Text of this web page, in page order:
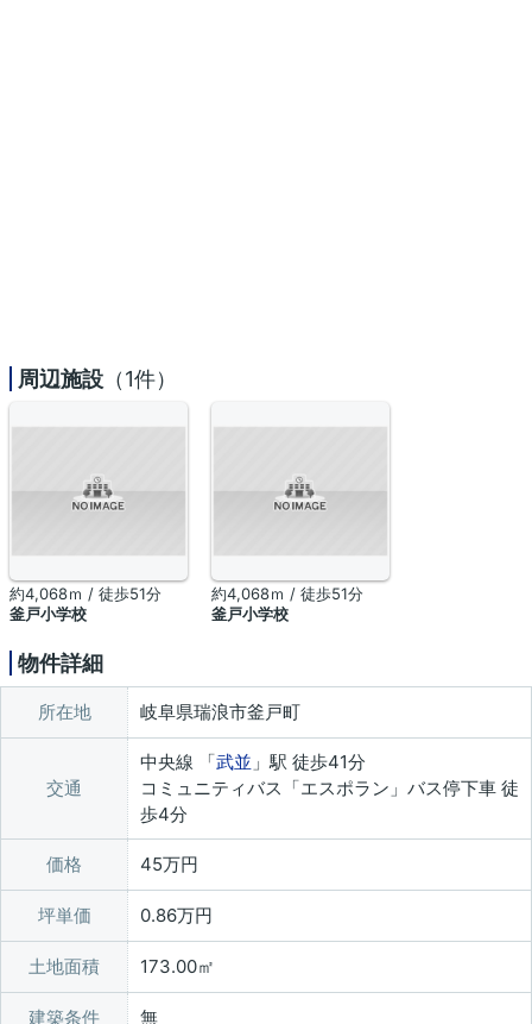
周辺施設 （1件）
約4,068ｍ / 徒歩51分
釜戸小学校
約4,068ｍ / 徒歩51分
釜戸小学校
物件詳細
所在地 岐阜県瑞浪市釜戸町
交通
中央線 「武並 」駅 徒歩41分
コミュニティバス「エスポラン」バス停下車 徒
歩4分
価格 45万円
坪単価 0.86万円
土地面積 173.00㎡
建築条件 無